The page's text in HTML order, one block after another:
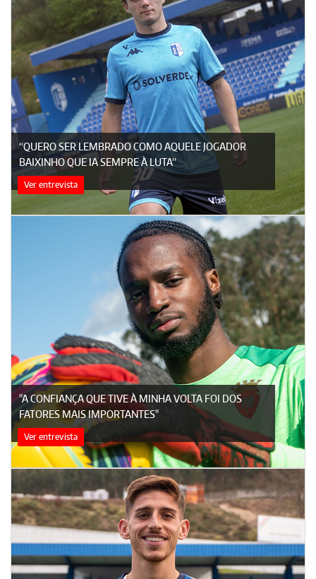
“QUERO SER LEMBRADO COMO AQUELE JOGADOR
BAIXINHO QUE IA SEMPRE À LUTA”
Ver entrevista
"A CONFIANÇA QUE TIVE À MINHA VOLTA FOI DOS
FATORES MAIS IMPORTANTES"
Ver entrevista